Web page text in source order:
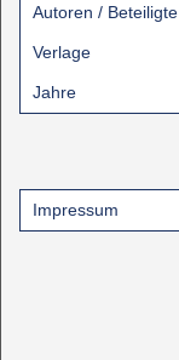
Autoren / Beteiligte
Verlage
Jahre
Impressum